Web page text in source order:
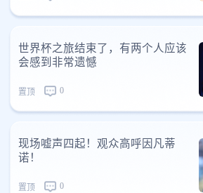
世界杯之旅结束了，有两个人应该
会感到非常遗憾
置顶 0
现场嘘声四起！观众高呼因凡蒂
诺！
置顶 0